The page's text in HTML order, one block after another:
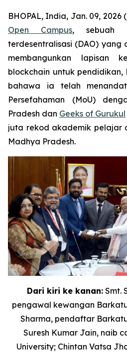
BHOPAL, India, Jan. 09, 2026
Open Campus, sebuah
terdesentralisasi (DAO) yang
membangunkan lapisan
blockchain untuk pendidikan,
bahawa ia telah
Persefahaman (MoU)
Pradesh dan Geeks of Gurukul
juta rekod akademik pelajar
Madhya Pradesh.
Dari kiri ke kanan:Smt.
pengawal kewangan
Sharma, pendaftar
Suresh Kumar Jain, naib
University; Chintan Vatsa